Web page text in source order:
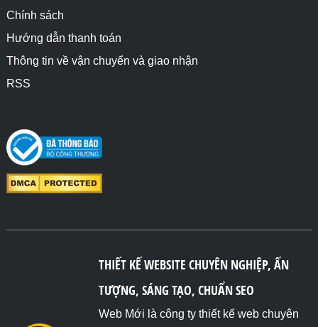
Chính sách
Hướng dẫn thanh toán
Thông tin về vận chuyển và giao nhận
RSS
THIẾT KẾ WEBSITE CHUYÊN NGHIỆP, ẤN
TƯỢNG, SÁNG TẠO, CHUẨN SEO
Web Mới là công ty thiết kế web chuyên